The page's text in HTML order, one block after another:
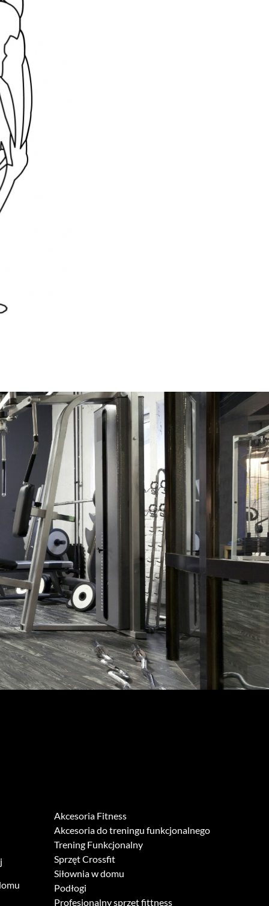
Akcesoria Fitness
Akcesoria do treningu funkcjonalnego
Trening Funkcjonalny
Sprzęt Crossfit
Siłownia w domu
Podłogi
Profesjonalny sprzęt fittness